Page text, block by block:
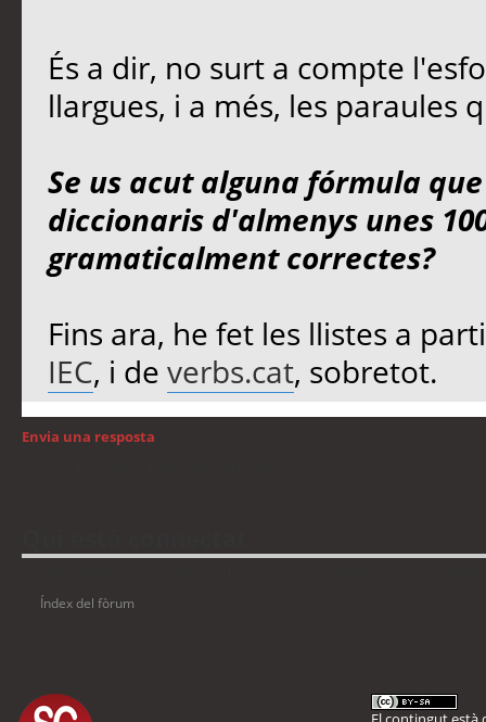
És a dir, no surt a compte
llargues, i a més, les paraules
Se us acut alguna fórmula
diccionaris d'almenys unes
gramaticalment correctes?
Fins ara, he fet les llistes a
IEC, i de verbs.cat, sobretot.
Envia una resposta
Índex del fòrum